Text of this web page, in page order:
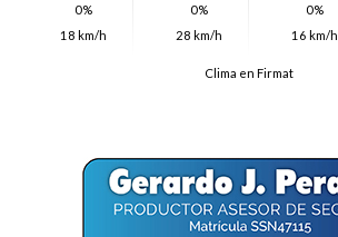
0%
18 km/h
0%
28 km/h
0%
16 km/h
Clima en Firmat